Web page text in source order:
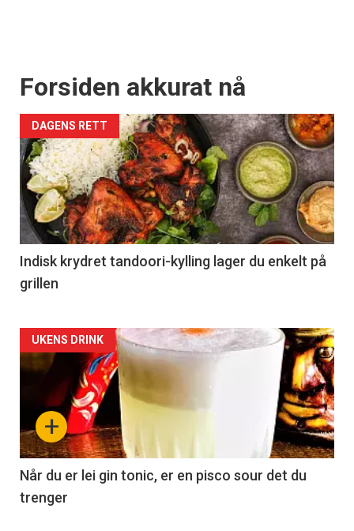
Forsiden akkurat nå
DAGENS RETT
Indisk krydret tandoori-kylling lager du enkelt på
grillen
Forsiden
akkurat
nå
-
2
+
UKENS DRINK
Når du er lei gin tonic, er en pisco sour det du
trenger